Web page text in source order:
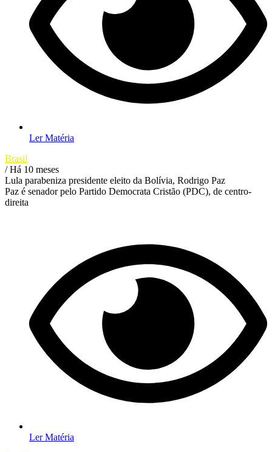
Ler Matéria
Brasil
/ Há 10 meses
Lula parabeniza presidente eleito da Bolívia, Rodrigo Paz
Paz é senador pelo Partido Democrata Cristão (PDC), de centro-
direita
Ler Matéria